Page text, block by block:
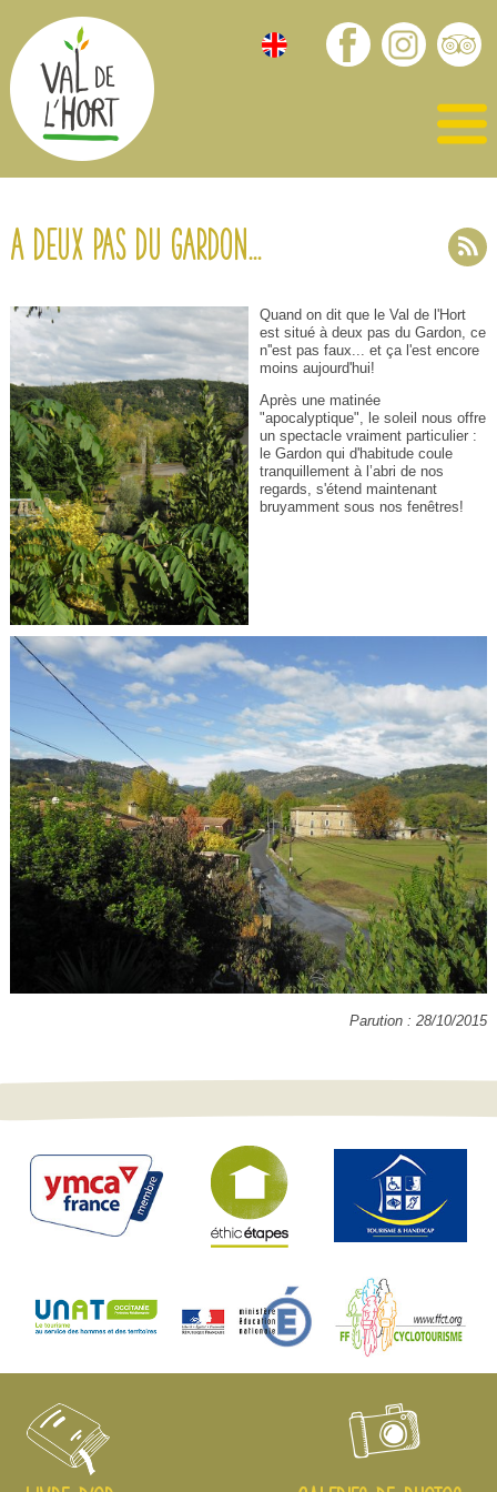
A deux pas du Gardon...
Quand on dit que le Val de l'Hort
est situé à deux pas du Gardon, ce
n''est pas faux... et ça l'est encore
moins aujourd'hui!
Après une matinée
"apocalyptique", le soleil nous offre
un spectacle vraiment particulier :
le Gardon qui d'habitude coule
tranquillement à l’abri de nos
regards, s'étend maintenant
bruyamment sous nos fenêtres!
Parution : 28/10/2015